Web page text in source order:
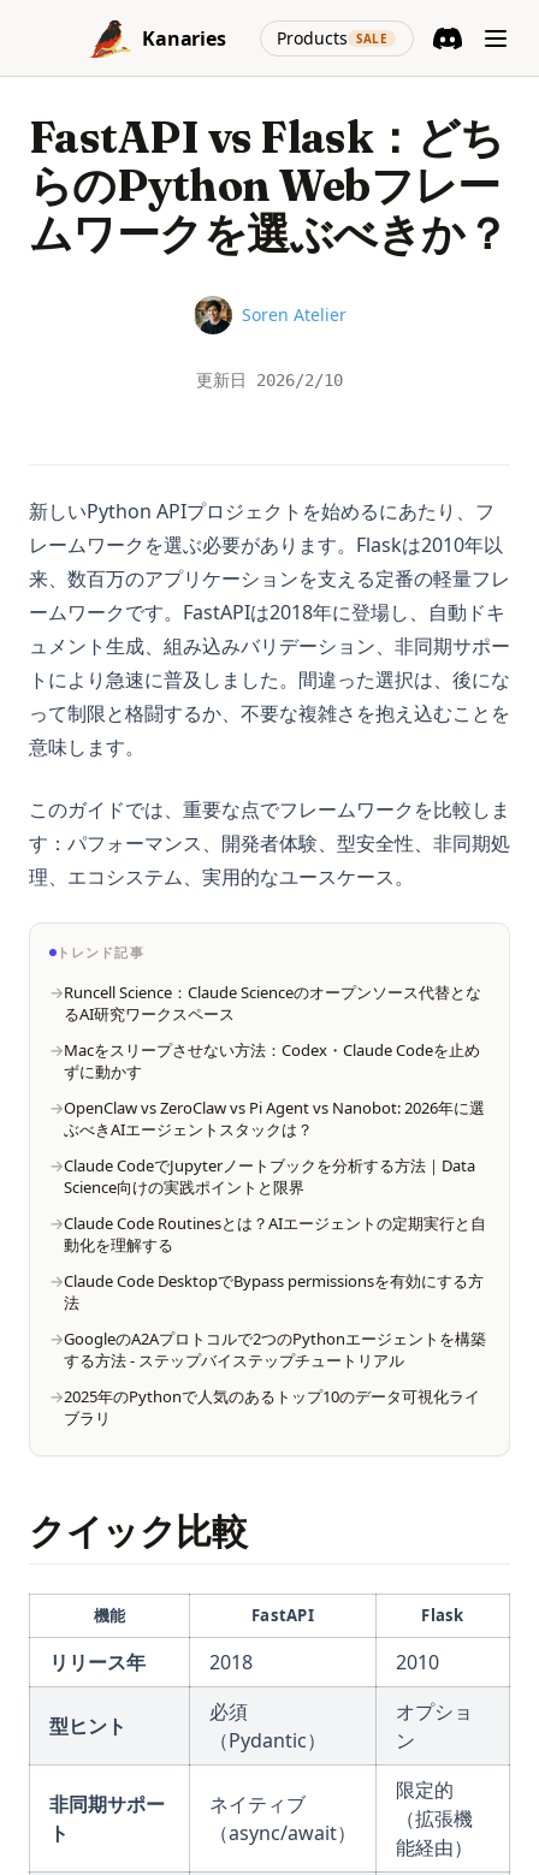
Skip to content
Kanaries
Products SALE
(opens in a
FastAPI vs Flask：どち
らのPython Webフレー
ムワークを選ぶべきか？
Name
Soren Atelier
更新日 2026/2/10
新しいPython APIプロジェクトを始めるにあたり、フ
レームワークを選ぶ必要があります。Flaskは2010年以
来、数百万のアプリケーションを支える定番の軽量フレ
ームワークです。FastAPIは2018年に登場し、自動ドキ
ュメント生成、組み込みバリデーション、非同期サポー
トにより急速に普及しました。間違った選択は、後にな
って制限と格闘するか、不要な複雑さを抱え込むことを
意味します。
このガイドでは、重要な点でフレームワークを比較しま
す：パフォーマンス、開発者体験、型安全性、非同期処
理、エコシステム、実用的なユースケース。
トレンド記事
Runcell Science：Claude Scienceのオープンソース代替とな
るAI研究ワークスペース
Macをスリープさせない方法：Codex・Claude Codeを止め
ずに動かす
OpenClaw vs ZeroClaw vs Pi Agent vs Nanobot: 2026年に選
ぶべきAIエージェントスタックは？
Claude CodeでJupyterノートブックを分析する方法｜Data
Science向けの実践ポイントと限界
Claude Code Routinesとは？AIエージェントの定期実行と自
動化を理解する
Claude Code DesktopでBypass permissionsを有効にする方
法
GoogleのA2Aプロトコルで2つのPythonエージェントを構築
する方法 - ステップバイステップチュートリアル
2025年のPythonで人気のあるトップ10のデータ可視化ライ
ブラリ
クイック比較
機能 FastAPI Flask
リリース年 2018 2010
型ヒント
必須
（Pydantic）
オプショ
ン
非同期サポー
ト
ネイティブ
（async/await）
限定的
（拡張機
能経由）